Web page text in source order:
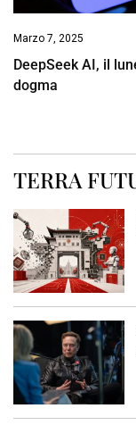
Marzo 7, 2025
DeepSeek AI, il
dogma
TERRA